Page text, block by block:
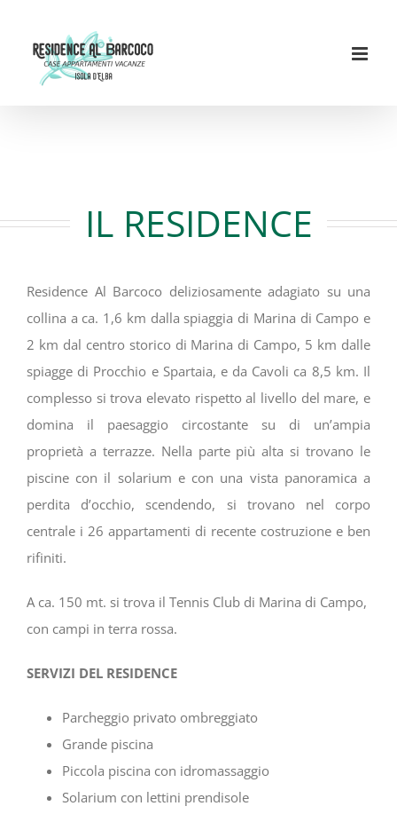
contenuto
IL RESIDENCE
Residence Al Barcoco deliziosamente adagiato su una
collina a ca. 1,6 km dalla spiaggia di Marina di Campo e
2 km dal centro storico di Marina di Campo, 5 km dalle
spiagge di Procchio e Spartaia, e da Cavoli ca 8,5 km. Il
complesso si trova elevato rispetto al livello del mare, e
domina il paesaggio circostante su di un’ampia
proprietà a terrazze. Nella parte più alta si trovano le
piscine con il solarium e con una vista panoramica a
perdita d’occhio, scendendo, si trovano nel corpo
centrale i 26 appartamenti di recente costruzione e ben
rifiniti.
A ca. 150 mt. si trova il Tennis Club di Marina di Campo,
con campi in terra rossa.
SERVIZI DEL RESIDENCE
Parcheggio privato ombreggiato
Grande piscina
Piccola piscina con idromassaggio
Solarium con lettini prendisole